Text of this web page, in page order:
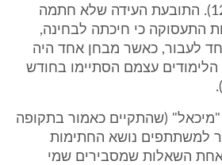
בזה?" (ע' 12 ש' 12-14). התובעת העידה שלא חתמה
התעסוקה כי חיכתה לבחינה,
לעבור, כאשר מבחן אחד היה
הלימודים עצמם הסתיימו בחודש
"מיכאל" (שהתקיים כאמור בתקופה
הוסבר למשתתפים נושא החתימות
השאלות שמסבירים שמי